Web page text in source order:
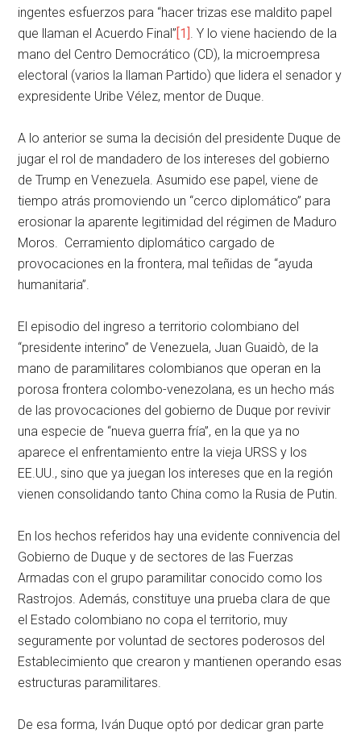
ingentes esfuerzos para “hacer trizas ese maldito papel
que llaman el Acuerdo Final”[1] . Y lo viene haciendo de la
mano del Centro Democrático (CD), la microempresa
electoral (varios la llaman Partido) que lidera el senador y
expresidente Uribe Vélez, mentor de Duque.
A lo anterior se suma la decisión del presidente Duque de
jugar el rol de mandadero de los intereses del gobierno
de Trump en Venezuela. Asumido ese papel, viene de
tiempo atrás promoviendo un “cerco diplomático” para
erosionar la aparente legitimidad del régimen de Maduro
Moros. Cerramiento diplomático cargado de
provocaciones en la frontera, mal teñidas de “ayuda
humanitaria”.
El episodio del ingreso a territorio colombiano del
“presidente interino” de Venezuela, Juan Guaidò, de la
mano de paramilitares colombianos que operan en la
porosa frontera colombo-venezolana, es un hecho más
de las provocaciones del gobierno de Duque por revivir
una especie de “nueva guerra fría”, en la que ya no
aparece el enfrentamiento entre la vieja URSS y los
EE.UU., sino que ya juegan los intereses que en la región
vienen consolidando tanto China como la Rusia de Putin.
En los hechos referidos hay una evidente connivencia del
Gobierno de Duque y de sectores de las Fuerzas
Armadas con el grupo paramilitar conocido como los
Rastrojos. Además, constituye una prueba clara de que
el Estado colombiano no copa el territorio, muy
seguramente por voluntad de sectores poderosos del
Establecimiento que crearon y mantienen operando esas
estructuras paramilitares.
De esa forma, Iván Duque optó por dedicar gran parte